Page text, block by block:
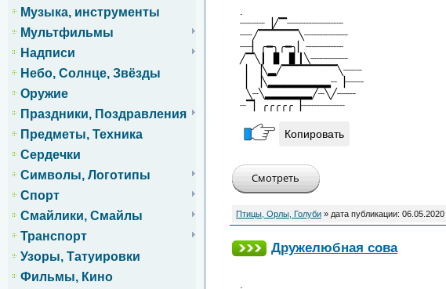
Музыка, инструменты
Мультфильмы
Надписи
Небо, Солнце, Звёзды
Оружие
Праздники, Поздравления
Предметы, Техника
Сердечки
Символы, Логотипы
Спорт
Смайлики, Смайлы
Транспорт
Узоры, Татуировки
Фильмы, Кино
┈┈┈┈▕╱▔┈┈┈┈┈┈┈┈┈
┈┈╱▔▔▔▔▔╲┈┈┈┈┈┈┈
┈┈▏╭━╮╭━╮▏┈┈┈┈┈┈
╱▔╲┃▕▋▕▋┃╲┈┈┈┈┈┈
▏▕╲▂╱▔▔▔▔▔▔▔╲┈┈┈
▏▕╲▂▂▂▂▂▂▂▂┈▕┈┈┈
╲┈╲▂▂▂▂▂▂╱┈╲╱┈┈┈
┈▔▏╭╭╭╭╭▕┈┈┈┈┈┈┈
Копировать
Птицы, Орлы, Голуби » дата публикации: 06.05.2020
Дружелюбная сова